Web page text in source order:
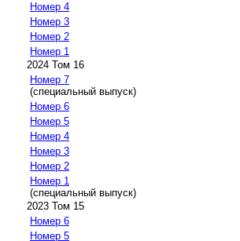
Номер 4
Номер 3
Номер 2
Номер 1
2024 Том 16
Номер 7
(специальный выпуск)
Номер 6
Номер 5
Номер 4
Номер 3
Номер 2
Номер 1
(специальный выпуск)
2023 Том 15
Номер 6
Номер 5